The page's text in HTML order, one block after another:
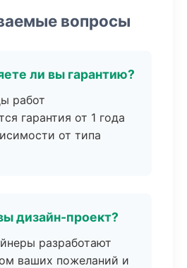
вопросы
ли вы гарантию?
работ
гарантия от 1 года
от типа
дизайн-проект?
разработают
ваших пожеланий и